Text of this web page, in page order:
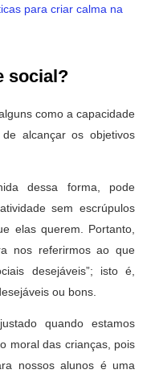
para criar calma na
social?
como a capacidade
alcançar os objetivos
dessa forma, pode
sem escrúpulos
elas querem. Portanto,
nos referirmos ao que
desejáveis”; isto é,
​​ou bons.
quando estamos
moral das crianças, pois
nossos alunos é uma